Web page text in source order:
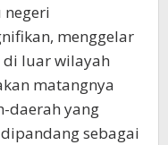
menggelar
luar wilayah
matangnya
daerah yang
sebagai